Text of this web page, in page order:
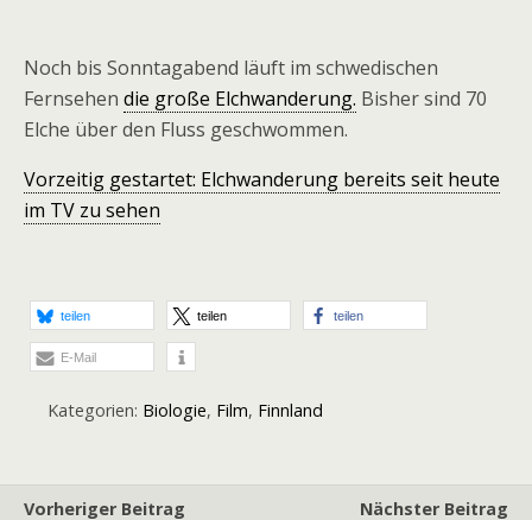
Noch bis Sonntagabend läuft im schwedischen
Fernsehen die große Elchwanderung. Bisher sind 70
Elche über den Fluss geschwommen.
Vorzeitig gestartet: Elchwanderung bereits seit heute
im TV zu sehen
teilen teilen teilen
E-Mail
Kategorien: Biologie, Film, Finnland
Vorheriger Beitrag
Nächster Beitrag